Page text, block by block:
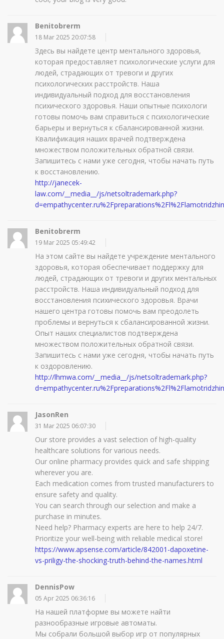
Benitobrerm
18 Mar 2025 20:07:58
Здесь вы найдете центр ментального здоровья,
которая предоставляет психологические услуги для
людей, страдающих от тревоги и других
психологических расстройств. Наша
индивидуальный подход для восстановления
психического здоровья. Наши опытные психологи
готовы помочь вам справиться с психологические
барьеры и вернуться к сбалансированной жизни.
Квалификация наших врачей подтверждена
множеством положительных обратной связи.
Запишитесь с нами уже сегодня, чтобы начать путь
к восстановлению.
http://janecek-
law.com/__media__/js/netsoltrademark.php?
Benitobrerm
19 Mar 2025 05:49:42
На этом сайте вы найдете учреждение ментального
здоровья, которая обеспечивает поддержку для
людей, страдающих от тревоги и других ментальных
расстройств. Наша индивидуальный подход для
восстановления психического здоровья. Врачи
нашего центра готовы помочь вам преодолеть
проблемы и вернуться к сбалансированной жизни.
Опыт наших специалистов подтверждена
множеством положительных обратной связи.
Запишитесь с нами уже сегодня, чтобы начать путь
к оздоровлению.
http://lhmwa.com/__media__/js/netsoltrademark.php?
JasonRen
31 Mar 2025 06:07:30
Our store provides a vast selection of high-quality
healthcare solutions for various needs.
Our online pharmacy provides quick and safe shipping
wherever you are.
Each medication comes from trusted manufacturers to
ensure safety and quality.
You can search through our selection and make a
purchase in minutes.
Need help? Pharmacy experts are here to help 24/7.
Prioritize your well-being with reliable medical store!
https://www.apsense.com/article/842001-dapoxetine-
vs-priligy-the-shocking-truth-behind-the-names.html
DennisPow
05 Apr 2025 06:36:16
На нашей платформе вы можете найти
разнообразные игровые автоматы.
Мы собрали большой выбор игр от популярных